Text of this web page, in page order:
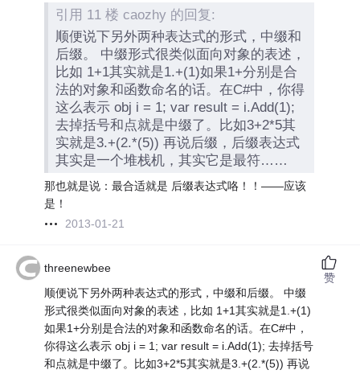
引用 11 楼 caozhy 的回复:
顺便说下另外两种表达式的形式，中缀和
后缀。 中缀形式很类似面向对象的表述，
比如 1+1其实就是1.+(1)如果1+分别是合
法的对象和函数命名的话。在C#中，你得
这么表示 obj i = 1; var result = i.Add(1);
去掉括号和点就是中缀了。比如3+2*5其
实就是3.+(2.*(5)) 再说后缀，后缀表达式
其实是一个堆栈机，其实它是最符……
那也就是说：最合适就是 后缀表达式咯！！——应该
是！
2013-01-21
threenewbee
顺便说下另外两种表达式的形式，中缀和后缀。 中缀
形式很类似面向对象的表述，比如 1+1其实就是1.+(1)
如果1+分别是合法的对象和函数命名的话。在C#中，
你得这么表示 obj i = 1; var result = i.Add(1); 去掉括号
和点就是中缀了。比如3+2*5其实就是3.+(2.*(5)) 再说
赞